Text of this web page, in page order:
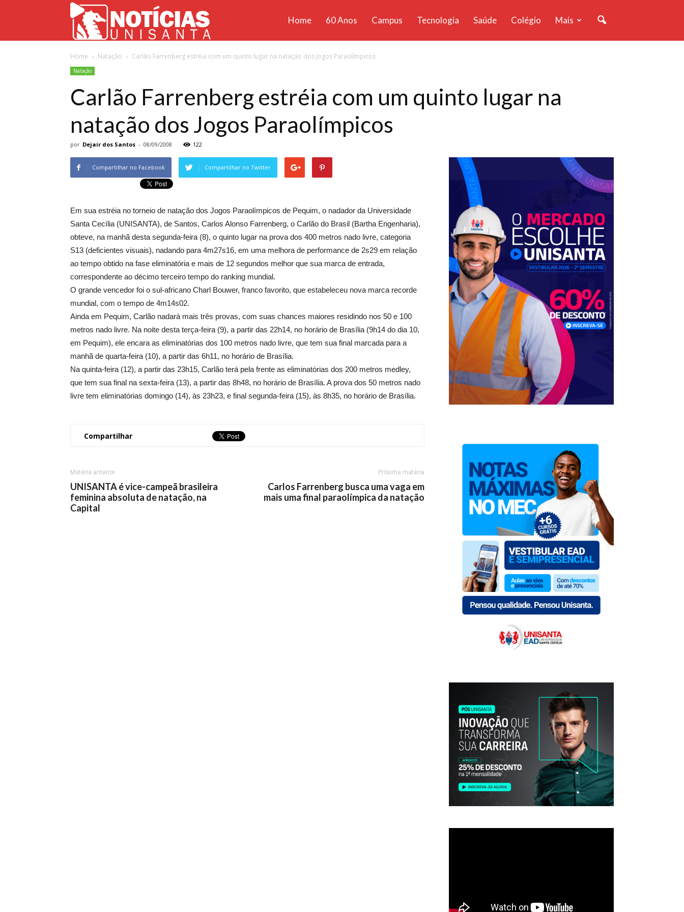
Unisanta
Home 60 Anos Campus Tecnologia Saúde Colégio Mais
Home Natação Carlão Farrenberg estréia com um quinto lugar na natação dos Jogos Paraolímpicos
Natação
Carlão Farrenberg estréia com um quinto lugar na
natação dos Jogos Paraolímpicos
por Dejair dos Santos - 08/09/2008 122
Compartilhar no Facebook Compartilhar no Twitter
Em sua estréia no torneio de natação dos Jogos Paraolímpicos de Pequim, o nadador da Universidade
Santa Cecília (UNISANTA), de Santos, Carlos Alonso Farrenberg, o Carlão do Brasil (Bartha Engenharia),
obteve, na manhã desta segunda-feira (8), o quinto lugar na prova dos 400 metros nado livre, categoria
S13 (deficientes visuais), nadando para 4m27s16, em uma melhora de performance de 2s29 em relação
ao tempo obtido na fase eliminatória e mais de 12 segundos melhor que sua marca de entrada,
correspondente ao décimo terceiro tempo do ranking mundial.
O grande vencedor foi o sul-africano Charl Bouwer, franco favorito, que estabeleceu nova marca recorde
mundial, com o tempo de 4m14s02.
Ainda em Pequim, Carlão nadará mais três provas, com suas chances maiores residindo nos 50 e 100
metros nado livre. Na noite desta terça-feira (9), a partir das 22h14, no horário de Brasília (9h14 do dia 10,
em Pequim), ele encara as eliminatórias dos 100 metros nado livre, que tem sua final marcada para a
manhã de quarta-feira (10), a partir das 6h11, no horário de Brasília.
Na quinta-feira (12), a partir das 23h15, Carlão terá pela frente as eliminatórias dos 200 metros medley,
que tem sua final na sexta-feira (13), a partir das 8h48, no horário de Brasília. A prova dos 50 metros nado
livre tem eliminatórias domingo (14), às 23h23, e final segunda-feira (15), às 8h35, no horário de Brasília.
Compartilhar
Matéria anterior
UNISANTA é vice-campeã brasileira
feminina absoluta de natação, na
Capital
Próxima matéria
Carlos Farrenberg busca uma vaga em
mais uma final paraolímpica da natação